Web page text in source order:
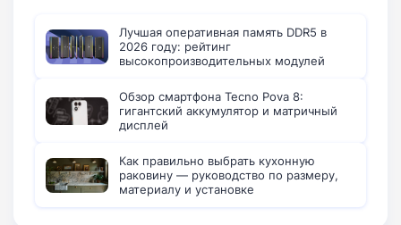
Лучшая оперативная память DDR5 в
2026 году: рейтинг
высокопроизводительных модулей
Обзор смартфона Tecno Pova 8:
гигантский аккумулятор и матричный
дисплей
Как правильно выбрать кухонную
раковину — руководство по размеру,
материалу и установке